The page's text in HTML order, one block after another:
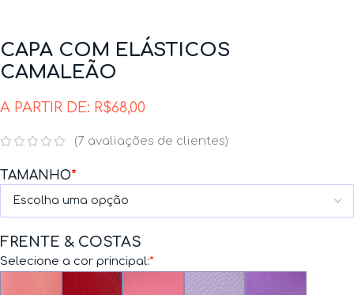
CAPA COM ELÁSTICOS
CAMALEÃO
A PARTIR DE: R$68,00
(7 avaliações de clientes)
*
TAMANHO
FRENTE & COSTAS
*
Selecione a cor principal: